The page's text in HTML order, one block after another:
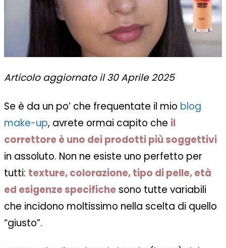
Articolo aggiornato il 30 Aprile 2025
Se è da un po’ che frequentate il mio blog
make-up, avrete ormai capito che il
correttore è uno dei prodotti più soggettivi
in assoluto. Non ne esiste uno perfetto per
tutti: texture, colorazione, tipo di pelle, età
ed esigenze specifiche sono tutte variabili
che incidono moltissimo nella scelta di quello
“giusto”.